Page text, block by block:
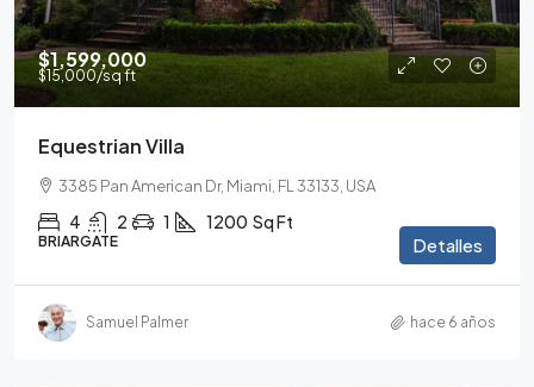
$1,599,000
$15,000/sq ft
Equestrian Villa
3385 Pan American Dr, Miami, FL 33133, USA
4 2 1 1200 Sq Ft
BRIARGATE Detalles
Samuel Palmer hace 6 años